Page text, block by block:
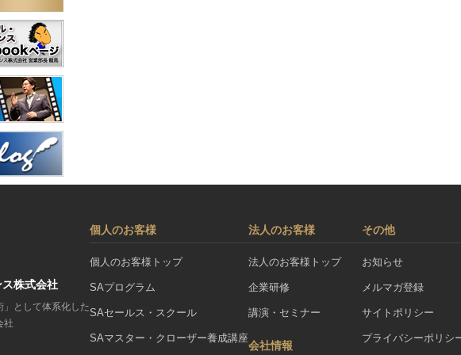
株式会社
」として体系化した
社
個人のお客様
個人のお客様トップ
SAプログラム
SAセールス・スクール
SAマスター・クローザー養成講座
法人のお客様
法人のお客様トップ
企業研修
講演・セミナー
会社情報
その他
お知らせ
メルマガ登録
サイトポリシー
プライバシーポリシ